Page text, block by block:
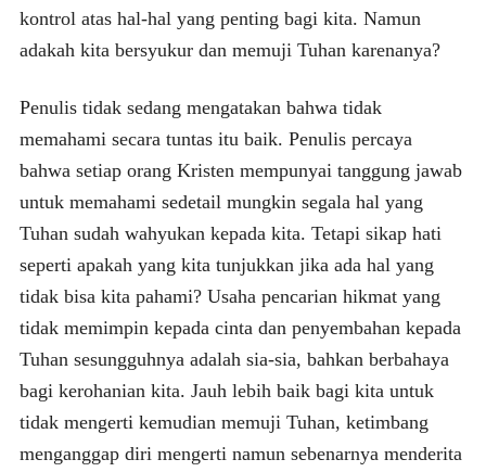
kontrol atas hal-hal yang penting bagi kita. Namun
adakah kita bersyukur dan memuji Tuhan karenanya?
Penulis tidak sedang mengatakan bahwa tidak
memahami secara tuntas itu baik. Penulis percaya
bahwa setiap orang Kristen mempunyai tanggung jawab
untuk memahami sedetail mungkin segala hal yang
Tuhan sudah wahyukan kepada kita. Tetapi sikap hati
seperti apakah yang kita tunjukkan jika ada hal yang
tidak bisa kita pahami? Usaha pencarian hikmat yang
tidak memimpin kepada cinta dan penyembahan kepada
Tuhan sesungguhnya adalah sia-sia, bahkan berbahaya
bagi kerohanian kita. Jauh lebih baik bagi kita untuk
tidak mengerti kemudian memuji Tuhan, ketimbang
menganggap diri mengerti namun sebenarnya menderita